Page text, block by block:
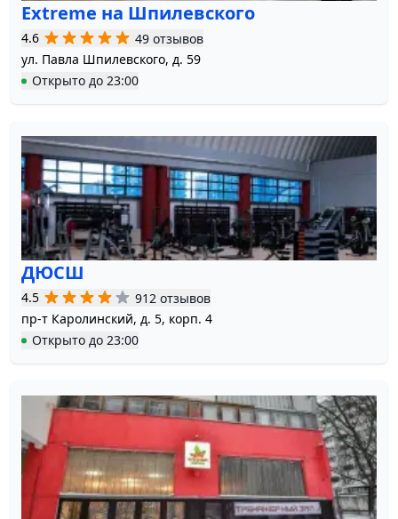
Extreme на Шпилевского
4.6
49 отзывов
ул. Павла Шпилевского, д. 59
Открыто до 23:00
ДЮСШ
4.5
912 отзывов
пр-т Каролинский, д. 5, корп. 4
Открыто до 23:00